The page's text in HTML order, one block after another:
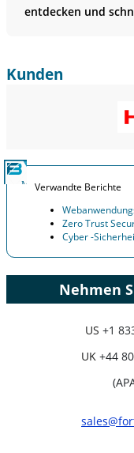
entdecken und
Kunden
Verwandte Berichte
Zero Trust
Cyber -
Nehmen
US +1
UK +44